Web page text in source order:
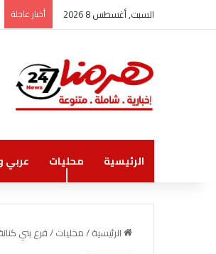
السبت, أغسطس 8 2026 أخبار عاجلة
الرئيسية محليات عربي
الرئيسية/محليات/فرع بني